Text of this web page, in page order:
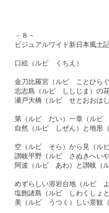
－８－
ビジュアルワイド新日本風土
口絵（ルビ　くちえ）
金刀比羅宮（ルビ　ことひら
志志島（ルビ　ししじま）の
瀬戸大橋（ルビ　せとおおは
第（ルビ　だい）一章（ルビ　
自然（ルビ　しぜん）と地形
空（ルビ　そら）から見（
讃岐平野（ルビ　さぬきへい
阿波（ルビ　あわ）と讃岐（
（ルビ　さぬ
めずらしい溶岩台地（ルビ　
塩飽諸島（ルビ　しわくし
美（ルビ　うつく）しい景観